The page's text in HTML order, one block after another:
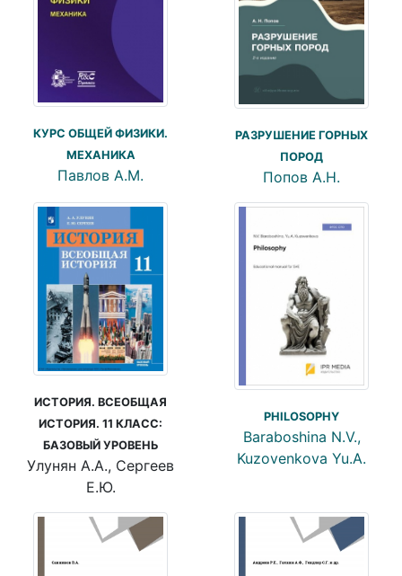
КУРС ОБЩЕЙ ФИЗИКИ.
МЕХАНИКА
Павлов А.М.
РАЗРУШЕНИЕ ГОРНЫХ
ПОРОД
Попов А.Н.
ИСТОРИЯ. ВСЕОБЩАЯ
ИСТОРИЯ. 11 КЛАСС:
БАЗОВЫЙ УРОВЕНЬ
Улунян А.А., Сергеев
Е.Ю.
PHILOSOPHY
Baraboshina N.V.,
Kuzovenkova Yu.A.